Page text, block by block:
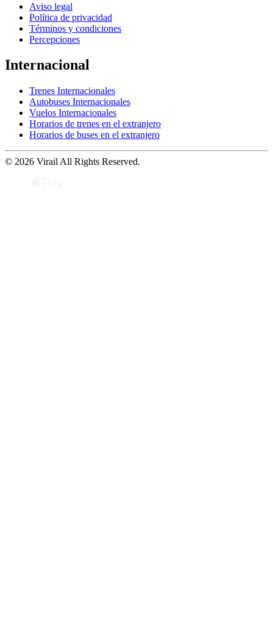
Aviso legal
Política de privacidad
Términos y condiciones
Percepciones
Internacional
Trenes Internacionales
Autobuses Internacionales
Vuelos Internacionales
Horarios de trenes en el extranjero
Horarios de buses en el extranjero
© 2026 Virail All Rights Reserved.